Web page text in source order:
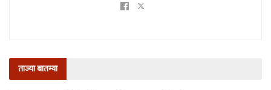
ताज्या बातम्या